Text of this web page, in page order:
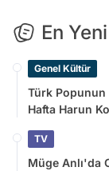
En
Genel Kültür
Türk Popunun
Hafta Harun
TV
Müge Anlı'da